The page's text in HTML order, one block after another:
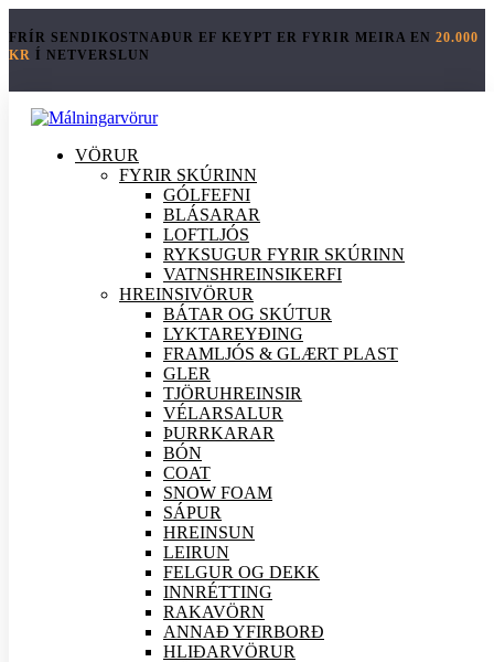
FRÍR SENDIKOSTNAÐUR EF KEYPT ER FYRIR MEIRA EN 20.000
KR Í NETVERSLUN
VÖRUR
FYRIR SKÚRINN
GÓLFEFNI
BLÁSARAR
LOFTLJÓS
RYKSUGUR FYRIR SKÚRINN
VATNSHREINSIKERFI
HREINSIVÖRUR
BÁTAR OG SKÚTUR
LYKTAREYÐING
FRAMLJÓS & GLÆRT PLAST
GLER
TJÖRUHREINSIR
VÉLARSALUR
ÞURRKARAR
BÓN
COAT
SNOW FOAM
SÁPUR
HREINSUN
LEIRUN
FELGUR OG DEKK
INNRÉTTING
RAKAVÖRN
ANNAÐ YFIRBORÐ
HLIÐARVÖRUR